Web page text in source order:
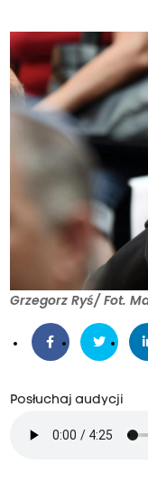
Grzegorz Ryś/ Fot.
Posłuchaj audycji